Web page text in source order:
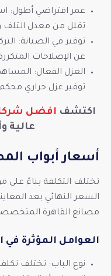
عمر افتراضي أطول:
تقلل من معدل التلف
توفير في الصيانة:
عن الإصلاحات
العزل الفعال:
توفير عزل حراري
اكتشف افضل
عالية
أسعار أبواب
تختلف التكلفة بناءً على
السعر النهائي بعد
مصانع القاهرة
العوامل المؤثرة
نوع الباب: تختلف